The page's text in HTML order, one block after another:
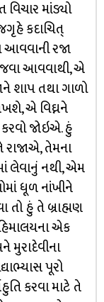
માંડ્યો
કદાચિત્
આવવાની રજા
આવવાથી, એ
શાપ તથા ગાળો
એ વિઘ્નને
કરવો જોઇએ. હું
તેમના
લેવાનું નથી, એમ
ધૂળ નાંખીને
તો હું તે બ્રાહ્મણ
એક
મુરાદેવીના
પૂરો
કરવા માટે તે